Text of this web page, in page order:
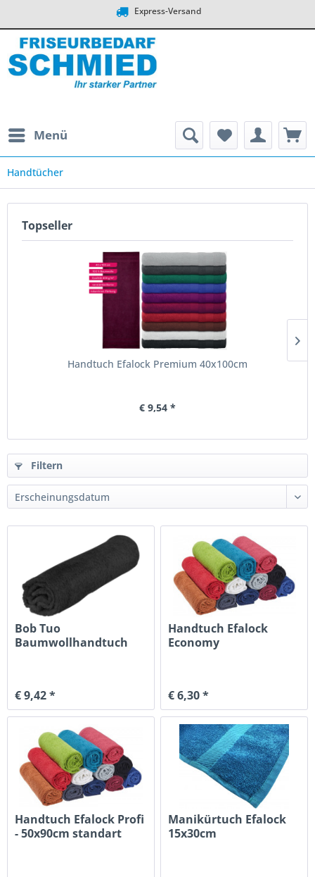
Express-Versand
Menü
Handtücher
Topseller
Handtuch Efalock Premium 40x100cm
€ 9,54 *
Filtern
Bob Tuo
Baumwollhandtuch
€ 9,42 *
Handtuch Efalock
Economy
€ 6,30 *
Handtuch Efalock Profi
- 50x90cm standart
Manikürtuch Efalock
15x30cm